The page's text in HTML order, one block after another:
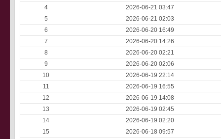
4
2026-06-21 03:47
5
2026-06-21 02:03
6
2026-06-20 16:49
7
2026-06-20 14:26
8
2026-06-20 02:21
9
2026-06-20 02:06
10
2026-06-19 22:14
11
2026-06-19 16:55
12
2026-06-19 14:08
13
2026-06-19 02:45
14
2026-06-19 02:20
15
2026-06-18 09:57